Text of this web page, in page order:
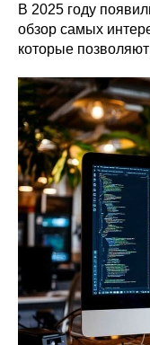
В 2025 году
обзор самых
которые